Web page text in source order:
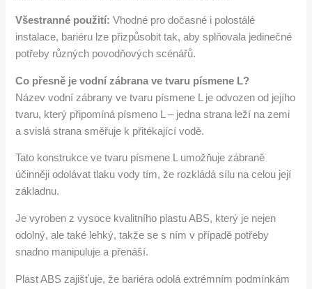
Všestranné použití: Vhodné pro dočasné i polostálé
instalace, bariéru lze přizpůsobit tak, aby splňovala jedinečné
potřeby různých povodňových scénářů.
Co přesně je vodní zábrana ve tvaru písmene L?
Název vodní zábrany ve tvaru písmene L je odvozen od jejího
tvaru, který připomíná písmeno L – jedna strana leží na zemi
a svislá strana směřuje k přitékající vodě.
Tato konstrukce ve tvaru písmene L umožňuje zábraně
účinněji odolávat tlaku vody tím, že rozkládá sílu na celou její
základnu.
Je vyroben z vysoce kvalitního plastu ABS, který je nejen
odolný, ale také lehký, takže se s ním v případě potřeby
snadno manipuluje a přenáší.
Plast ABS zajišťuje, že bariéra odolá extrémním podmínkám